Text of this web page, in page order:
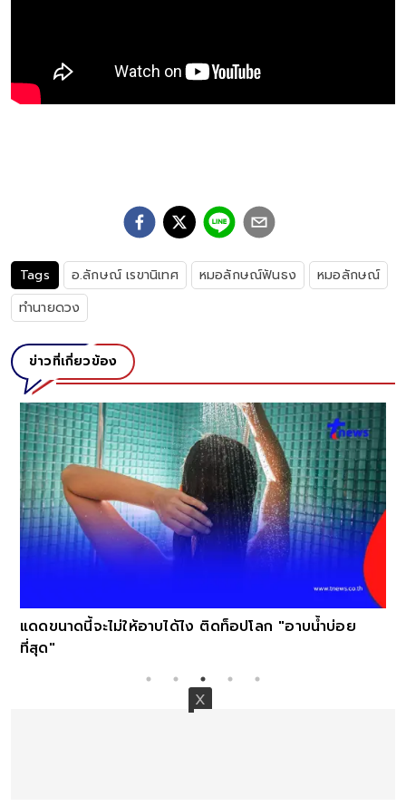
Tags อ.ลักษณ์ เรขานิเทศ หมอลักษณ์ฟันธง
หมอลักษณ์
ทำนายดวง
ข่าวที่เกี่ยวข้อง
แดดขนาดนี้จะไม่ให้อาบได้ไง ติดท็อปโลก "อาบน้ำบ่อย
ที่สุด"